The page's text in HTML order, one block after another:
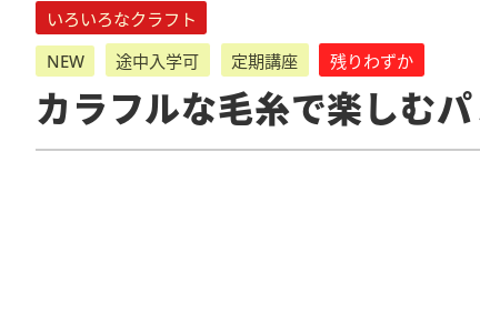
いろいろなクラフト
NEW
途中入学可 定期講座 残りわずか
カラフルな毛糸で楽しむ